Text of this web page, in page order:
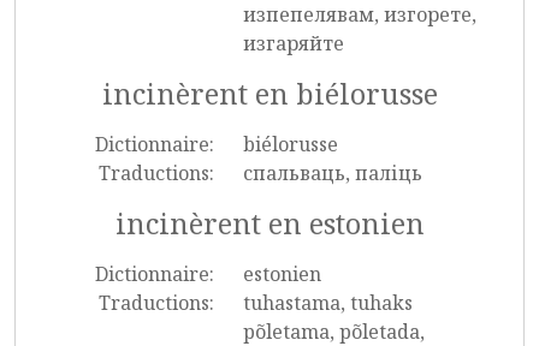
изпепелявам, изгорете,
изгаряйте
incinèrent en biélorusse
Dictionnaire:
biélorusse
Traductions:
спальваць, паліць
incinèrent en estonien
Dictionnaire:
estonien
Traductions:
tuhastama, tuhaks
põletama, põletada,